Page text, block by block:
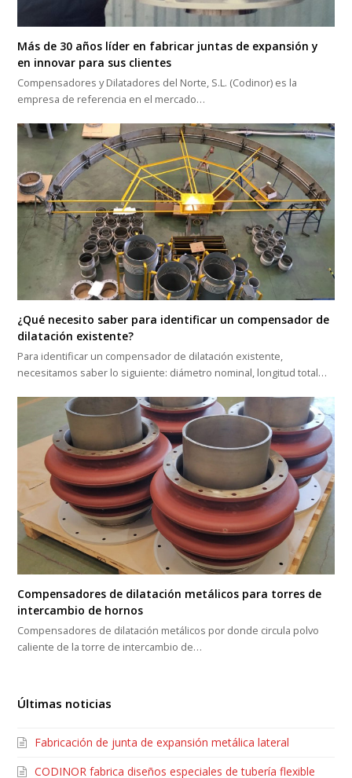
Más de 30 años líder en fabricar juntas de expansión y
en innovar para sus clientes
Compensadores y Dilatadores del Norte, S.L. (Codinor) es la
empresa de referencia en el mercado…
¿Qué necesito saber para identificar un compensador de
dilatación existente?
Para identificar un compensador de dilatación existente,
necesitamos saber lo siguiente: diámetro nominal, longitud total…
Compensadores de dilatación metálicos para torres de
intercambio de hornos
Compensadores de dilatación metálicos por donde circula polvo
caliente de la torre de intercambio de…
Últimas noticias
Fabricación de junta de expansión metálica lateral
CODINOR fabrica diseños especiales de tubería flexible